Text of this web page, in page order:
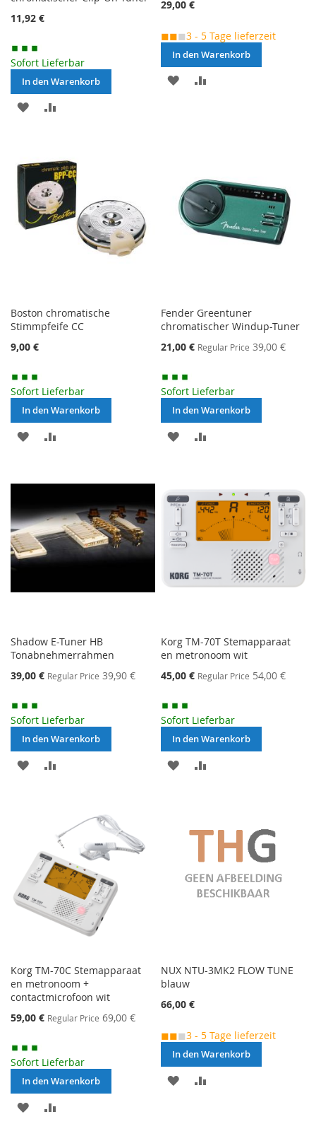
11,92 €
Sofort Lieferbar
In den Warenkorb
MERKEN
29,00 €
◼◼◼3 - 5 Tage lieferzeit
In den Warenkorb
MERKEN
Boston chromatische
Stimmpfeife CC
9,00 €
Sofort Lieferbar
In den Warenkorb
MERKEN
HINZUFÜGEN
Fender Greentuner
chromatischer Windup-Tuner
Special
21,00 € Regular Price 39,00 €
Sofort Lieferbar
In den Warenkorb
MERKEN
Shadow E-Tuner HB
Tonabnehmerrahmen
Special
39,00 € Regular Price 39,90 €
Sofort Lieferbar
In den Warenkorb
MERKEN
HINZUFÜGEN
Korg TM-70T Stemapparaat
en metronoom wit
Special
45,00 € Regular Price 54,00 €
Sofort Lieferbar
In den Warenkorb
MERKEN
Korg TM-70C Stemapparaat
en metronoom +
contactmicrofoon wit
Special
59,00 € Regular Price 69,00 €
Sofort Lieferbar
In den Warenkorb
MERKEN
NUX NTU-3MK2 FLOW TUNE
blauw
66,00 €
◼◼◼3 - 5 Tage lieferzeit
In den Warenkorb
MERKEN